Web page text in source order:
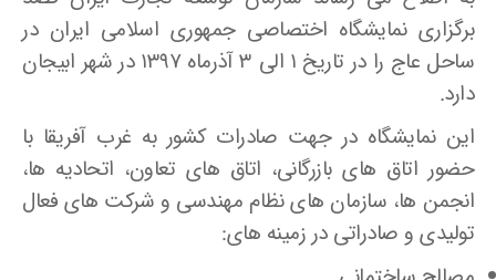
برگزاری نمایشگاه اختصاصی جمهوری اسلامی ایران در
ساحل عاج را در تاریخ ۱ الی ۳ آذرماه ۱۳۹۷ در شهر ابیجان
دارد.
این نمایشگاه در جهت صادرات کشور به غرب آفریقا با
حضور اتاق های بازرگانی، اتاق های تعاون، اتحادیه ها،
انجمن ها، سازمان های نظام مهندسی و شرکت های فعال
تولیدی و صادراتی در زمینه های: